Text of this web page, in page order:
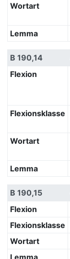
Wortart
Lemma
B 190,14
Flexion
Flexionsklasse
Wortart
Lemma
B 190,15
Flexion
Flexionsklasse
Wortart
Lemma